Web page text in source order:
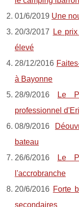
01/6/2019 Une
20/3/2017
Le
élevé
28/12/2016
à Bayonne
28/9/2016
Le
professionnel
08/9/2016
bateau
26/6/2016
Le
l'accrobranche
20/6/2016 Forte
secondaires